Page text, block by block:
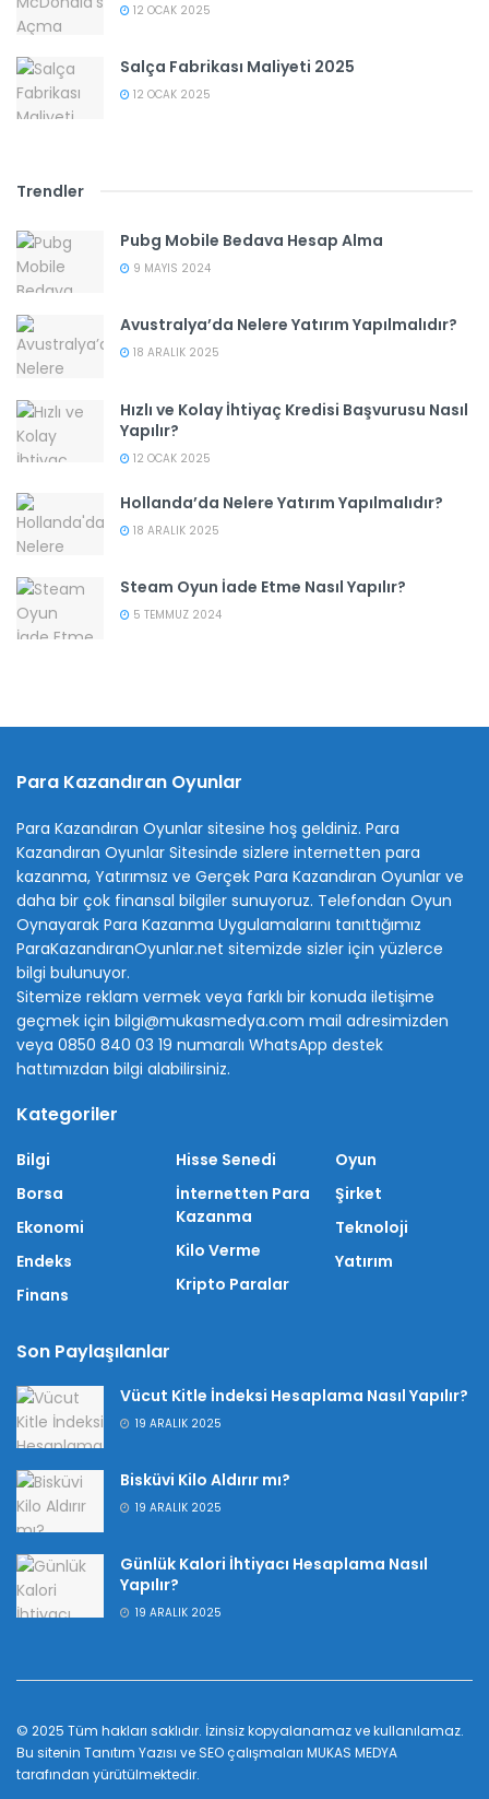
12 OCAK 2025
Salça Fabrikası Maliyeti 2025
12 OCAK 2025
Trendler
Pubg Mobile Bedava Hesap Alma
9 MAYIS 2024
Avustralya’da Nelere Yatırım Yapılmalıdır?
18 ARALIK 2025
Hızlı ve Kolay İhtiyaç Kredisi Başvurusu Nasıl
Yapılır?
12 OCAK 2025
Hollanda’da Nelere Yatırım Yapılmalıdır?
18 ARALIK 2025
Steam Oyun İade Etme Nasıl Yapılır?
5 TEMMUZ 2024
Para Kazandıran Oyunlar
Para Kazandıran Oyunlar sitesine hoş geldiniz. Para
Kazandıran Oyunlar Sitesinde sizlere internetten para
kazanma, Yatırımsız ve Gerçek Para Kazandıran Oyunlar ve
daha bir çok finansal bilgiler sunuyoruz. Telefondan Oyun
Oynayarak Para Kazanma Uygulamalarını tanıttığımız
ParaKazandıranOyunlar.net sitemizde sizler için yüzlerce
bilgi bulunuyor.
Sitemize reklam vermek veya farklı bir konuda iletişime
geçmek için bilgi@mukasmedya.com mail adresimizden
veya 0850 840 03 19 numaralı WhatsApp destek
hattımızdan bilgi alabilirsiniz.
Kategoriler
Bilgi
Borsa
Ekonomi
Endeks
Finans
Hisse Senedi
İnternetten Para
Kazanma
Kilo Verme
Kripto Paralar
Oyun
Şirket
Teknoloji
Yatırım
Son Paylaşılanlar
Vücut Kitle İndeksi Hesaplama Nasıl Yapılır?
19 ARALIK 2025
Bisküvi Kilo Aldırır mı?
19 ARALIK 2025
Günlük Kalori İhtiyacı Hesaplama Nasıl
Yapılır?
19 ARALIK 2025
© 2025 Tüm hakları saklıdır. İzinsiz kopyalanamaz ve kullanılamaz.
Bu sitenin Tanıtım Yazısı ve SEO çalışmaları MUKAS MEDYA
tarafından yürütülmektedir.